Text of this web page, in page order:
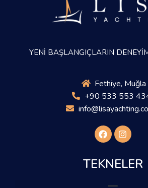
YENİ BAŞLANGIÇLARIN
Fethiye, Muğla
+90 533 553
TEKNELER